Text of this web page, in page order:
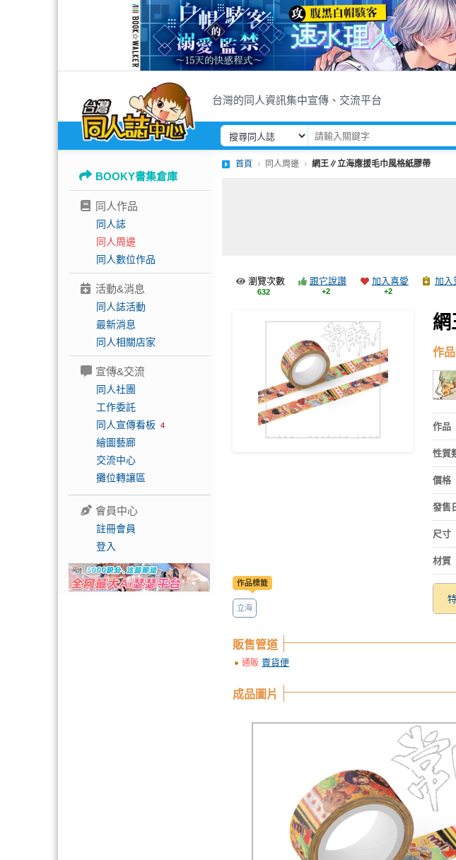
台灣的同人資訊集中宣傳、交流平台
BOOKY書集倉庫
同人作品
同人誌
同人周邊
同人數位作品
活動&消息
同人誌活動
最新消息
同人相關店家
宣傳&交流
同人社團
工作委託
同人宣傳看板 4
繪圖藝廊
交流中心
攤位轉讓區
會員中心
註冊會員
登入
首頁 同人周邊 網王∥立海應援毛巾風格紙膠帶
瀏覽次數
632
跟它說讚
+2
加入喜愛
+2
加入
作品標籤
立海
作
作品
性質
價格
發售
尺寸
材質
販售管道
通販 賣貨便
成品圖片